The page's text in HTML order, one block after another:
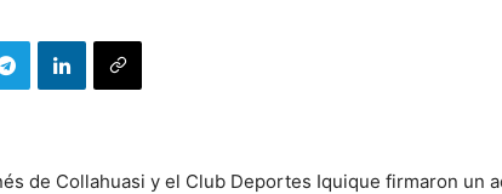
de Collahuasi y el Club Deportes Iquique firmaron un